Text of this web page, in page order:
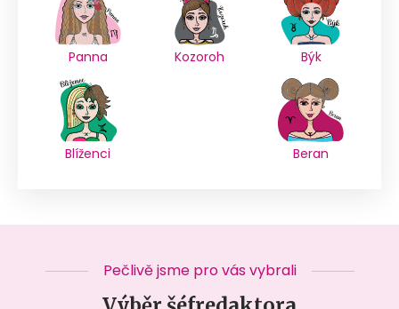
Panna Kozoroh Býk
Blíženci Beran
Pečlivě jsme pro vás vybrali